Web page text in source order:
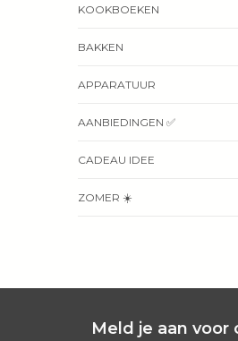
KOOKBOEKEN
BAKKEN
APPARATUUR
AANBIEDINGEN ✅
CADEAU IDEE
ZOMER ☀️
Meld je aan voor